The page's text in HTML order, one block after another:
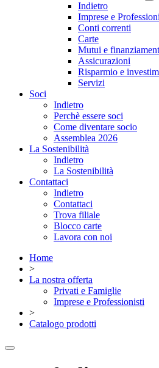
Indietro
Imprese e
Conti correnti
Carte
Mutui e
Assicurazioni
Risparmio e
Servizi
Soci
Indietro
Perchè essere soci
Come diventare socio
Assemblea 2026
La Sostenibilità
Indietro
La Sostenibilità
Contattaci
Indietro
Contattaci
Trova filiale
Blocco carte
Lavora con noi
Home
>
La nostra offerta
Privati e Famiglie
Imprese e Professionisti
>
Catalogo prodotti